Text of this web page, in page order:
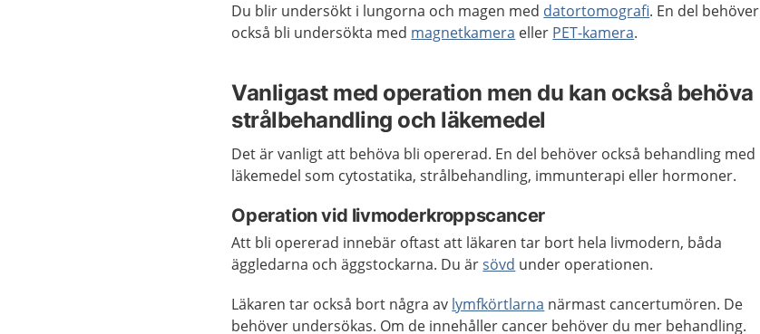
Du blir undersökt i lungorna och magen med datortomografi. En del behöver
också bli undersökta med magnetkamera eller PET-kamera.
Vanligast med operation men du kan också behöva
strålbehandling och läkemedel
Det är vanligt att behöva bli opererad. En del behöver också behandling med
läkemedel som cytostatika, strålbehandling, immunterapi eller hormoner.
Operation vid livmoderkroppscancer
Att bli opererad innebär oftast att läkaren tar bort hela livmodern, båda
äggledarna och äggstockarna. Du ärsövd under operationen.
Läkaren tar också bort några av lymfkörtlarna närmast cancertumören. De
behöver undersökas. Om de innehåller cancer behöver du mer behandling.